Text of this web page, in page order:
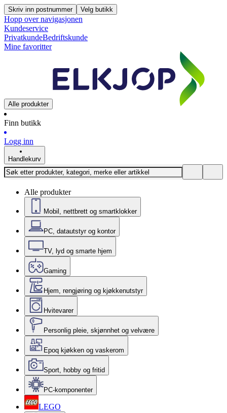
Skriv inn postnummer Velg butikk
Hopp over navigasjonen
Kundeservice
PrivatkundeBedriftskunde
Mine favoritter
Alle produkter
Finn butikk
Logg inn
Handlekurv
Alle produkter
Mobil, nettbrett og smartklokker
PC, datautstyr og kontor
TV, lyd og smarte hjem
Gaming
Hjem, rengjøring og kjøkkenutstyr
Hvitevarer
Personlig pleie, skjønnhet og velvære
Epoq kjøkken og vaskerom
Sport, hobby og fritid
PC-komponenter
LEGO